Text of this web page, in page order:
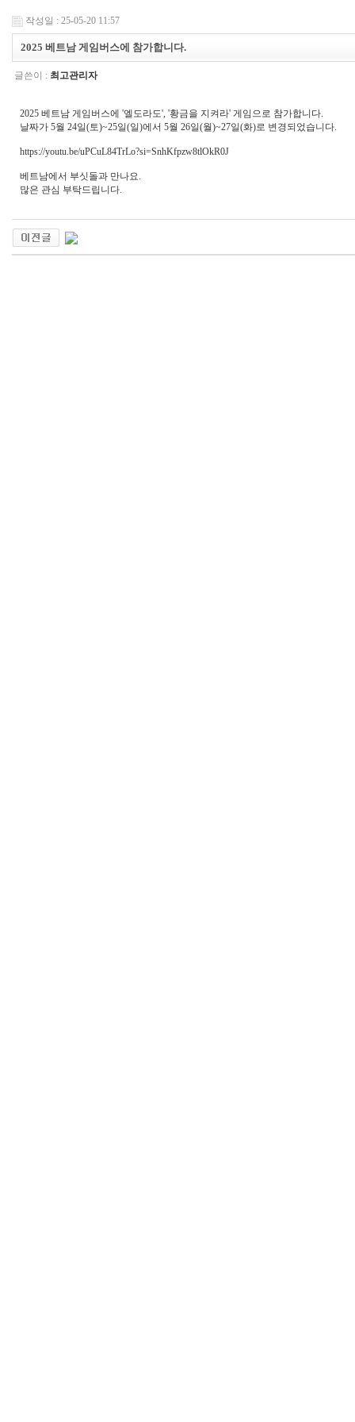
작성일 : 25-05-20 11:57
2025 베트남 게임버스에 참가합니다.
글쓴이 : 최고관리자
2025 베트남 게임버스에 '엘도라도', '황금을 지켜라' 게임으로 참가합니다.
날짜가 5월 24일(토)~25일(일)에서 5월 26일(월)~27일(화)로 변경되었습니다.
https://youtu.be/uPCuL84TrLo?si=SnhKfpzw8tlOkR0J
베트남에서 부싯돌과 만나요.
많은 관심 부탁드립니다.